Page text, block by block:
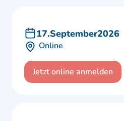
17.September2026
Online
Jetzt online anmelden